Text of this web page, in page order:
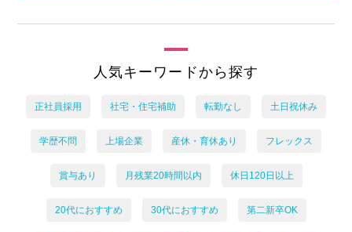
人気キーワードから探す
正社員採用 社宅・住宅補助 転勤なし 土日祝休み
学歴不問 上場企業 産休・育休あり フレックス
賞与あり 月残業20時間以内 休日120日以上
20代におすすめ 30代におすすめ 第二新卒OK